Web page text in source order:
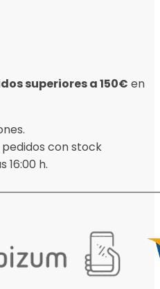
superiores a 150€ en
con stock
16:00 h.